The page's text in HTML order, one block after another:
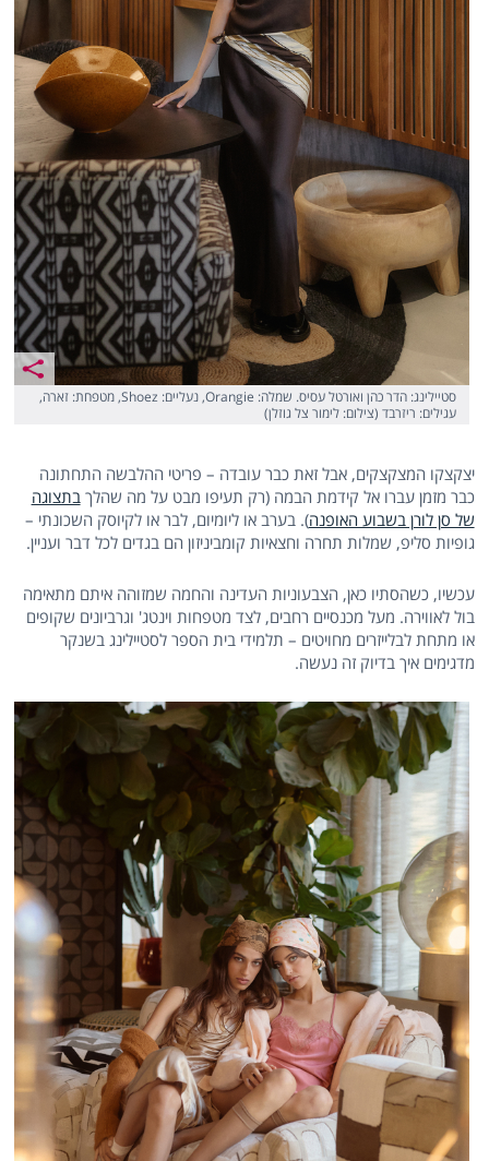
סטיילינג: הדר כהן ואורטל עסיס. שמלה: Orangie, נעליים: Shoez, מטפחת: זארה,
עגילים: ריזרבד (צילום: לימור צל גוזלן)
יצקצקו המצקצקים, אבל זאת כבר עובדה – פריטי ההלבשה התחתונה
כבר מזמן עברו אל קידמת הבמה (רק תעיפו מבט על מה שהלךבתצוגה
של סן לורן בשבוע האופנה). בערב או ליומיום, לבר או לקיוסק השכונתי –
גופיות סליפ, שמלות תחרה וחצאיות קומביניזון הם בגדים לכל דבר ועניין.
עכשיו, כשהסתיו כאן, הצבעוניות העדינה והחמה שמזוהה איתם מתאימה
בול לאווירה. מעל מכנסיים רחבים, לצד מטפחות וינטג' וגרביונים שקופים
או מתחת לבלייזרים מחויטים – תלמידי בית הספר לסטיילינג בשנקר
מדגימים איך בדיוק זה נעשה.